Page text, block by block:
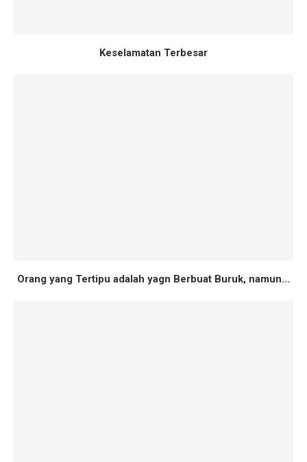
Keselamatan Terbesar
Orang yang Tertipu adalah yagn Berbuat Buruk, namun...